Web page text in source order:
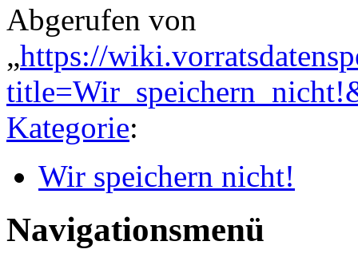
Abgerufen von
„https://
Kategorie:
Wir speichern nicht!
Navigationsmenü